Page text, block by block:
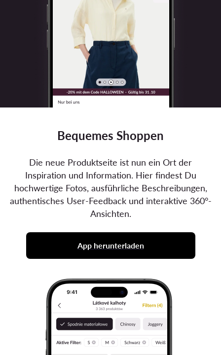
Bequemes Shoppen
Die neue Produktseite ist nun ein Ort der
Inspiration und Information. Hier findest Du
hochwertige Fotos, ausführliche Beschreibungen,
authentisches User-Feedback und interaktive 360°-
Ansichten.
App herunterladen